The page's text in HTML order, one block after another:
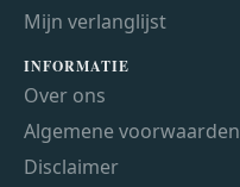
Mijn verlanglijst
INFORMATIE
Over ons
Algemene voorwaarden
Disclaimer